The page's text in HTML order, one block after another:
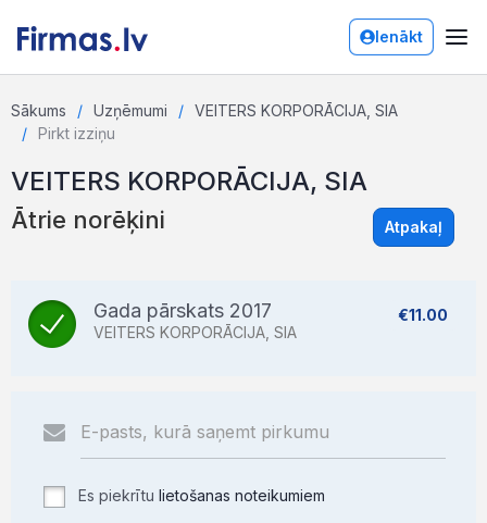
Ienākt
Sākums Uzņēmumi
VEITERS KORPORĀCIJA, SIA
Pirkt izziņu
VEITERS KORPORĀCIJA, SIA
Ātrie norēķini Atpakaļ
Gada pārskats 2017
VEITERS KORPORĀCIJA, SIA
€11.00
Es piekrītu lietošanas noteikumiem